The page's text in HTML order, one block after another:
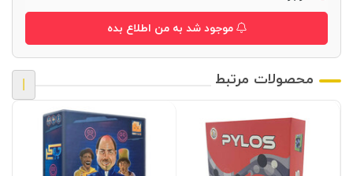
موجود شد به من اطلاع بده
محصولات مرتبط